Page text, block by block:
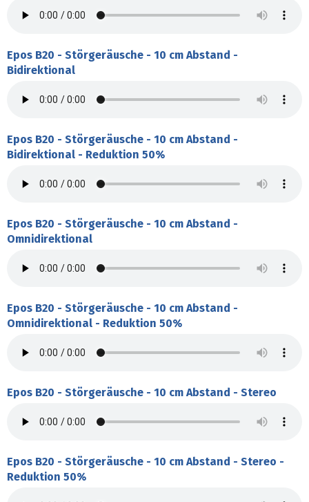
Epos B20 - Störgeräusche - 10 cm Abstand -
Bidirektional
Epos B20 - Störgeräusche - 10 cm Abstand -
Bidirektional - Reduktion 50%
Epos B20 - Störgeräusche - 10 cm Abstand -
Omnidirektional
Epos B20 - Störgeräusche - 10 cm Abstand -
Omnidirektional - Reduktion 50%
Epos B20 - Störgeräusche - 10 cm Abstand - Stereo
Epos B20 - Störgeräusche - 10 cm Abstand - Stereo -
Reduktion 50%